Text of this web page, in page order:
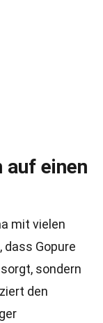
auf einen
mit vielen
Gopure
sondern
den